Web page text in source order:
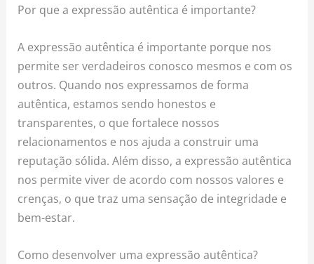
Por que a expressão autêntica é importante?
A expressão autêntica é importante porque nos
permite ser verdadeiros conosco mesmos e com os
outros. Quando nos expressamos de forma
autêntica, estamos sendo honestos e
transparentes, o que fortalece nossos
relacionamentos e nos ajuda a construir uma
reputação sólida. Além disso, a expressão autêntica
nos permite viver de acordo com nossos valores e
crenças, o que traz uma sensação de integridade e
bem-estar.
Como desenvolver uma expressão autêntica?